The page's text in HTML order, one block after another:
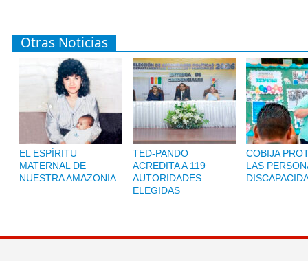
Otras Noticias
EL ESPÍRITU
MATERNAL DE
NUESTRA AMAZONIA
TED-PANDO
ACREDITA A 119
AUTORIDADES
ELEGIDAS
COBIJA
LAS